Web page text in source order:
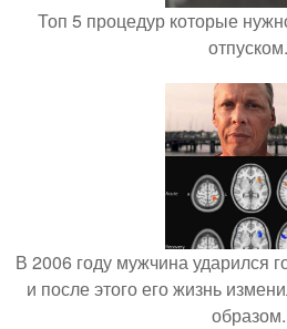
Топ 5 процедур которые
отпуском.
В 2006 году мужчина ударился
и после этого его жизнь
образом.